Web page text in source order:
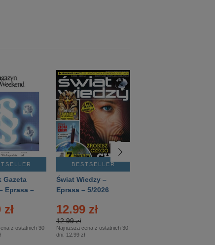
Gazeta
Eprasa –
zł
z ostatnich 30
BESTSELLER
Świat Wiedzy –
Eprasa – 5/2026
12.99 zł
12.99 zł
Najniższa cena z ostatnich 30
dni: 12.99 zł